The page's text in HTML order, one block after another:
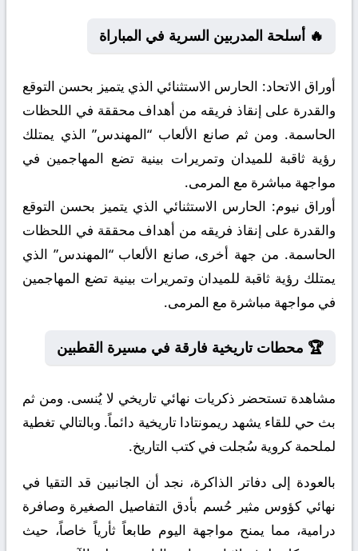
🔥 أسلحة المدربين السرية في المباراة
أوراق الاتحاد: الحارس الاستثنائي الذي يتميز بحسن التوقع
والقدرة على إنقاذ فريقه من أهداف محققة في اللحظات
الحاسمة. ومن ثم صانع الألعاب “المهندس” الذي يمتلك
رؤية ثاقبة للميدان وتمريرات بينية تضع المهاجمين في
مواجهة مباشرة مع المرمى.
أوراق نيوم: الحارس الاستثنائي الذي يتميز بحسن التوقع
والقدرة على إنقاذ فريقه من أهداف محققة في اللحظات
الحاسمة. من جهة أخرى، صانع الألعاب “المهندس” الذي
يمتلك رؤية ثاقبة للميدان وتمريرات بينية تضع المهاجمين
في مواجهة مباشرة مع المرمى.
🏆 محطات تاريخية فارقة في مسيرة القطبين
مشاهدة تستحضر ذكريات نهائي تاريخي لا يُنسى. ومن ثم
بث حي للقاء يشهد ريمونتادا تاريخية دائماً. وبالتالي تغطية
لملحمة كروية سُجلت في كتب التاريخ.
بالعودة إلى دفاتر الذاكرة، نجد أن الجانبين قد التقيا في
نهائي كؤوس مثير حُسم بأدق التفاصيل الصغيرة وصافرة
درامية، مما يمنح مواجهة اليوم طابعاً ثأرياً خاصاً، حيث